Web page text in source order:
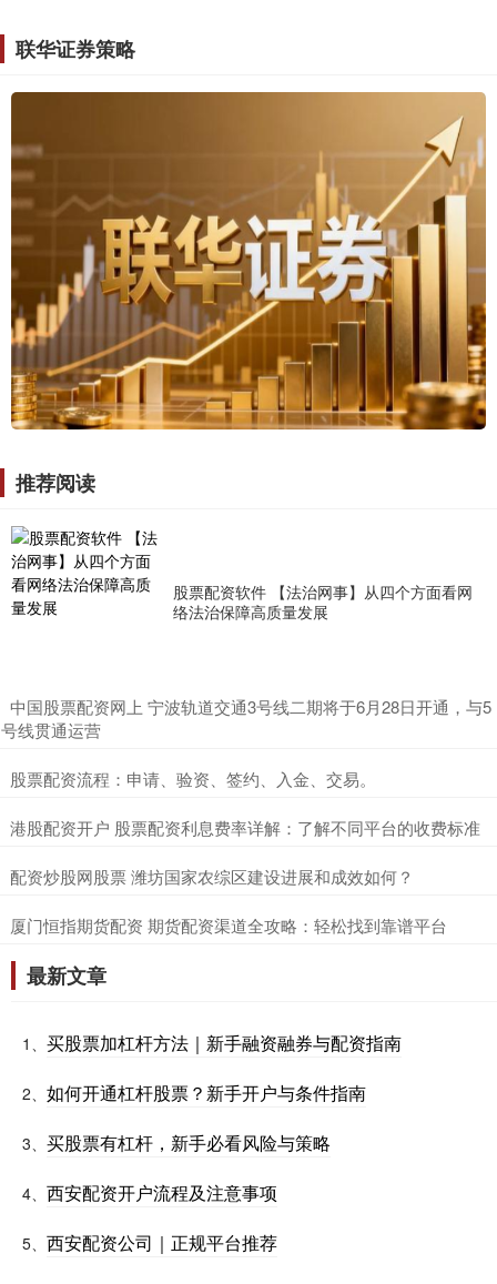
联华证券策略
推荐阅读
股票配资软件 【法治网事】从四个方面看网
络法治保障高质量发展
​中国股票配资网上 宁波轨道交通3号线二期将于6月28日开通，与5
号线贯通运营
​股票配资流程：申请、验资、签约、入金、交易。
​港股配资开户 股票配资利息费率详解：了解不同平台的收费标准
​配资炒股网股票 潍坊国家农综区建设进展和成效如何？
​厦门恒指期货配资 期货配资渠道全攻略：轻松找到靠谱平台
最新文章
1、 买股票加杠杆方法｜新手融资融券与配资指南
2、 如何开通杠杆股票？新手开户与条件指南
3、 买股票有杠杆，新手必看风险与策略
4、 西安配资开户流程及注意事项
5、 西安配资公司｜正规平台推荐